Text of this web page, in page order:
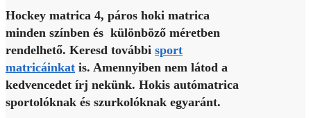
Hockey matrica 4, páros hoki matrica
minden színben és különböző méretben
rendelhető. Keresd további sport
matricáinkat is. Amennyiben nem látod a
kedvencedet írj nekünk. Hokis autómatrica
sportolóknak és szurkolóknak egyaránt.